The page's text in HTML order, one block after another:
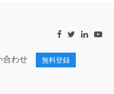
合わせ 無料登録